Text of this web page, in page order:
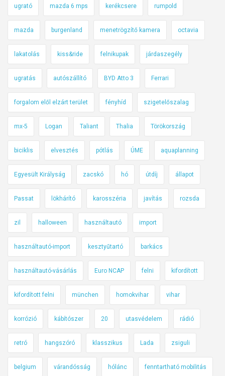
ugrató mazda 6 mps kerékcsere rumpold
mazda burgenland menetrögzítő kamera octavia
lakatolás kiss&ride felnikupak járdaszegély
ugratás autószállító BYD Atto 3 Ferrari
forgalom elől elzárt terület fényhíd szigetelőszalag
mx-5 Logan Taliant Thalia Törökország
biciklis elvesztés pótlás ÚME aquaplanning
Egyesült Királyság zacskó hó útdíj állapot
Passat lökhárító karosszéria javítás rozsda
zil halloween használtautó import
használtautó-import kesztyűtartó barkács
használtautó-vásárlás Euro NCAP felni kifordított
kifordított felni münchen homokvihar vihar
korrózió kábítószer 20 utasvédelem rádió
retró hangszóró klasszikus Lada zsiguli
belgium várandósság hólánc fenntartható mobilitás